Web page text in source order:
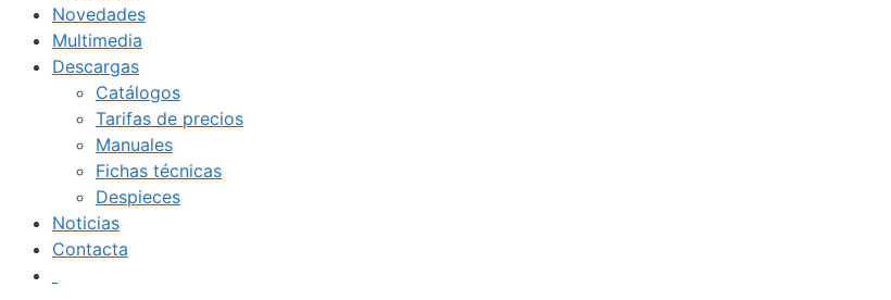
Novedades
Multimedia
Descargas
Catálogos
Tarifas de precios
Manuales
Fichas técnicas
Despieces
Noticias
Contacta